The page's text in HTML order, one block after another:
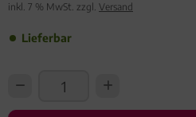
inkl. 7 % MwSt. zzgl. Versand
Lieferbar